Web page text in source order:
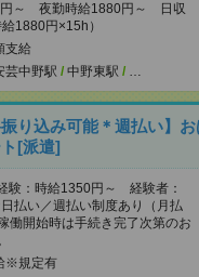
円～ 夜勤時給1880円～ 日収
1880円×15h）
支給
芸中野駅 / 中野東駅 / …
振り込み可能＊週払い】
[派遣]
験：時給1350円～ 経験者：
い／週払い制度あり（月払
働開始時は手続き完了次第のお
※規定有